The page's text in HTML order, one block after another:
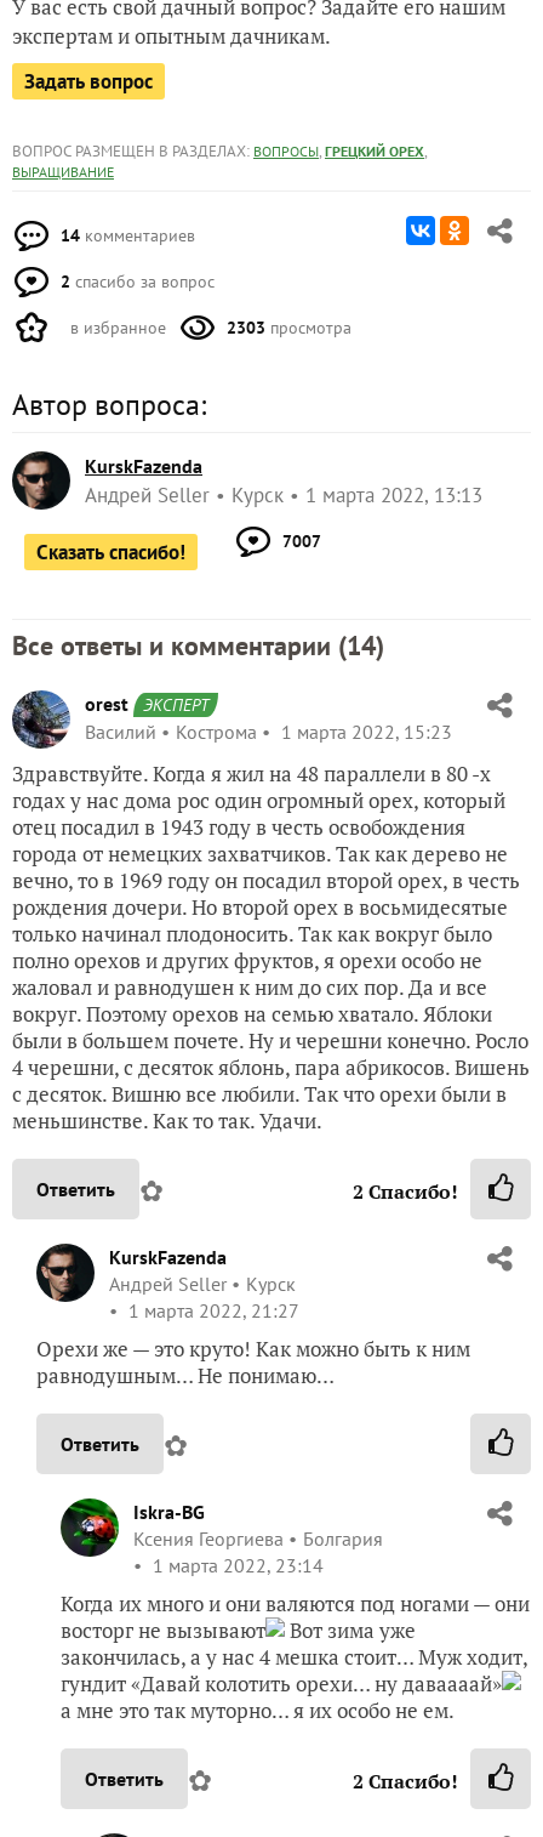
У вас есть свой дачный вопрос? Задайте его нашим
экспертам и опытным дачникам.
Задать вопрос
ВОПРОС РАЗМЕЩЕН В РАЗДЕЛАХ: ВОПРОСЫ, ГРЕЦКИЙ ОРЕХ,
ВЫРАЩИВАНИЕ
14 комментариев
2 спасибо за вопрос
в избранное 2303 просмотра
Автор вопроса:
KurskFazenda
Андрей Seller Курск 1 марта 2022, 13:13
Сказать спасибо! 7007
Все ответы и комментарии (14)
orest ЭКСПЕРТ
Василий Кострома 1 марта 2022, 15:23
Здравствуйте. Когда я жил на 48 параллели в 80 -х
годах у нас дома рос один огромный орех, который
отец посадил в 1943 году в честь освобождения
города от немецких захватчиков. Так как дерево не
вечно, то в 1969 году он посадил второй орех, в честь
рождения дочери. Но второй орех в восьмидесятые
только начинал плодоносить. Так как вокруг было
полно орехов и других фруктов, я орехи особо не
жаловал и равнодушен к ним до сих пор. Да и все
вокруг. Поэтому орехов на семью хватало. Яблоки
были в большем почете. Ну и черешни конечно. Росло
4 черешни, с десяток яблонь, пара абрикосов. Вишень
с десяток. Вишню все любили. Так что орехи были в
меньшинстве. Как то так. Удачи.
Ответить ✿ 2 Спасибо!
KurskFazenda
Андрей Seller
Курск
1 марта 2022, 21:27
Орехи же — это круто! Как можно быть к ним
равнодушным… Не понимаю…
Ответить ✿
Iskra-BG
Ксения Георгиева
Болгария
1 марта 2022, 23:14
Когда их много и они валяются под ногами — они
восторг не вызывают
Вот зима уже
закончилась, а у нас 4 мешка стоит… Муж ходит,
гундит «Давай колотить орехи… ну даваааай»
а мне это так муторно… я их особо не ем.
Ответить ✿ 2 Спасибо!